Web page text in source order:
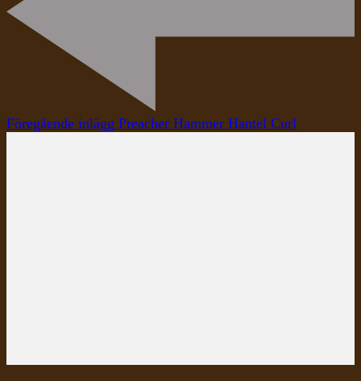
Föregående inlägg Preacher Hammer Hantel Curl